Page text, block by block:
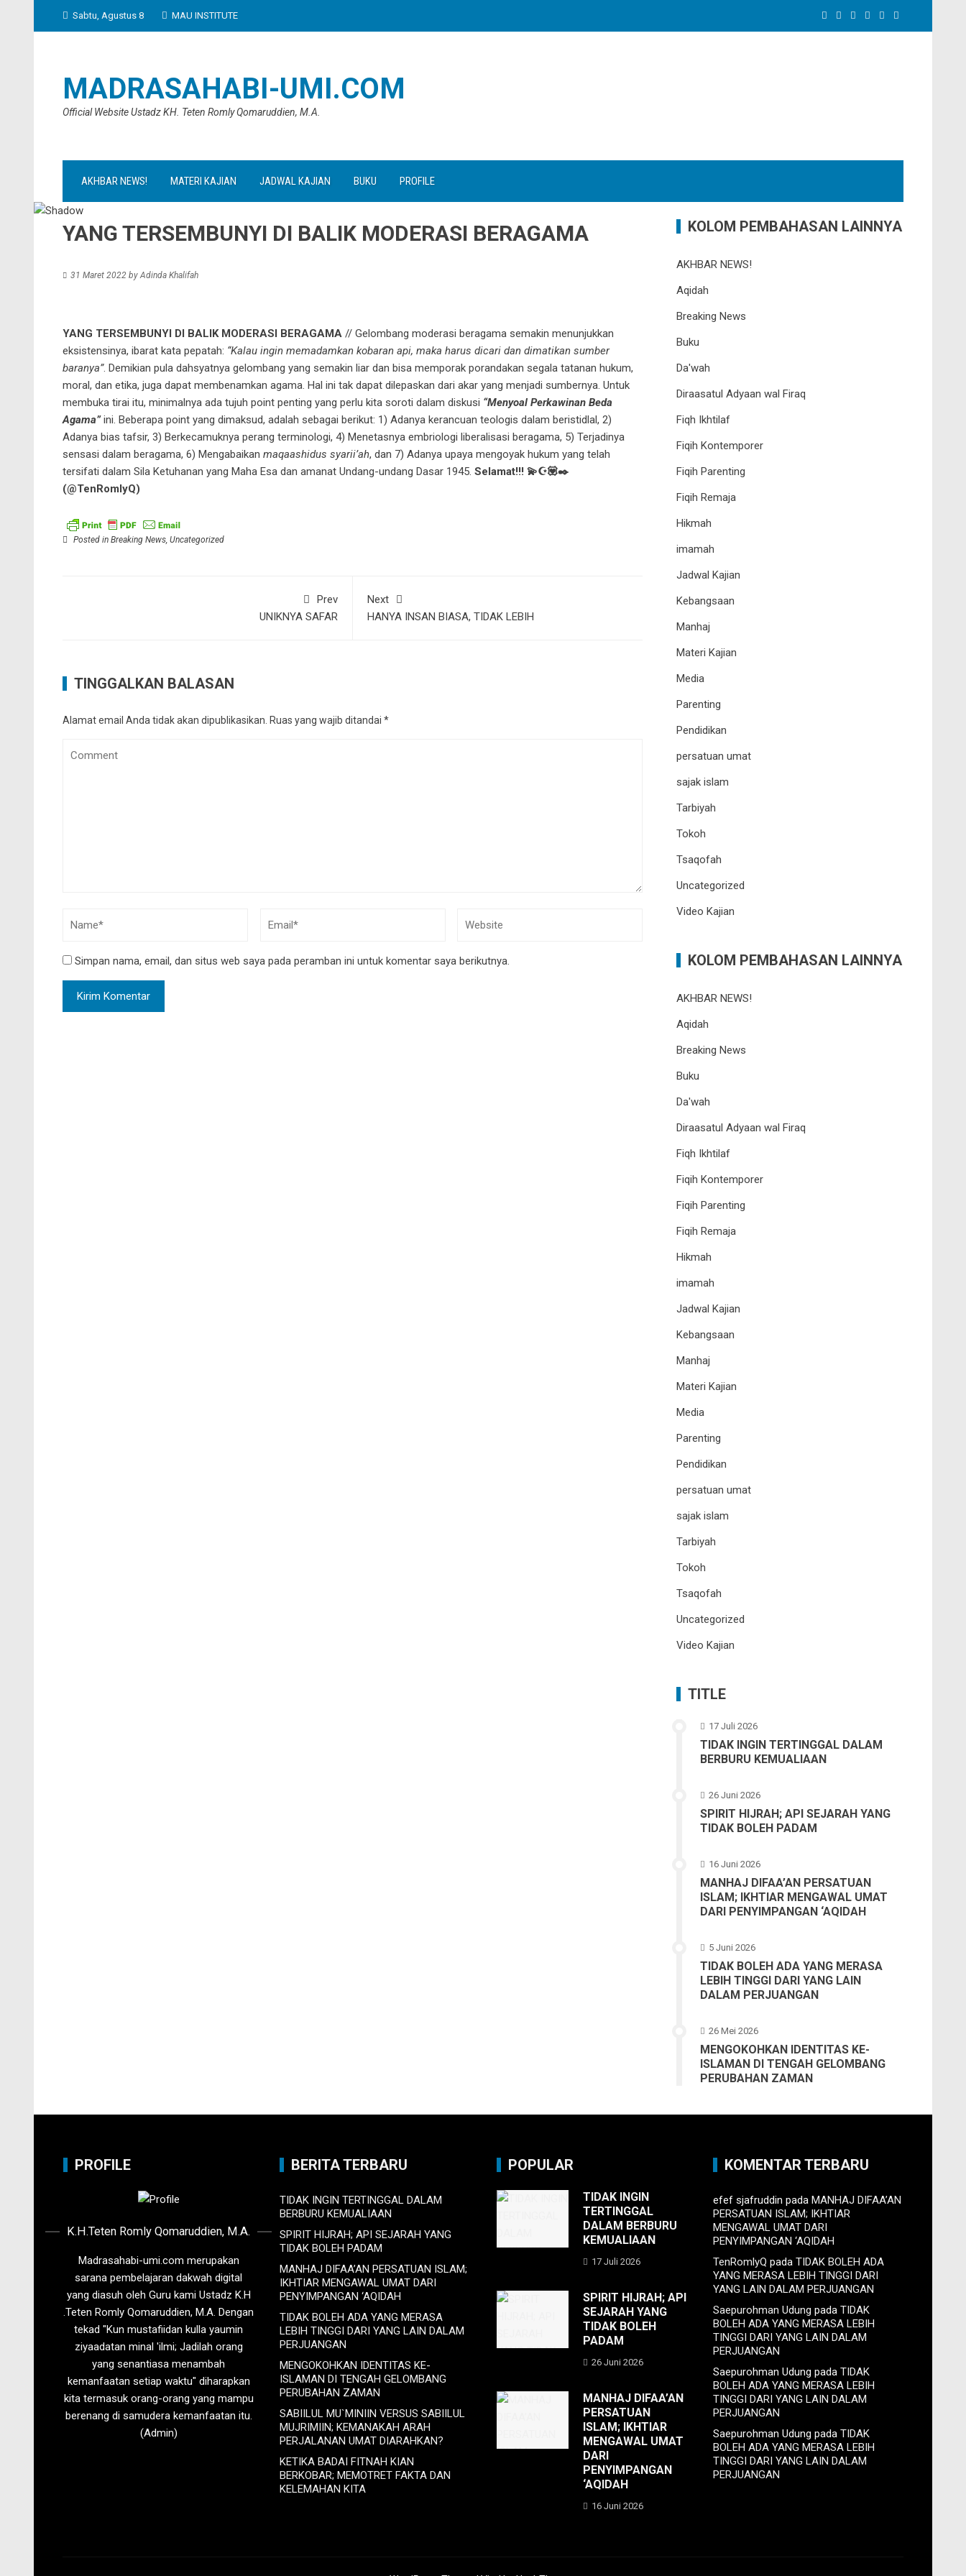
Sabtu, Agustus 8 MAU INSTITUTE
MADRASAHABI-UMI.COM
Official Website Ustadz KH. Teten Romly Qomaruddien, M.A.
AKHBAR NEWS! MATERI KAJIAN JADWAL KAJIAN BUKU PROFILE
YANG TERSEMBUNYI DI BALIK MODERASI BERAGAMA
31 Maret 2022 byAdinda Khalifah
YANG TERSEMBUNYI DI BALIK MODERASI BERAGAMA // Gelombang moderasi beragama semakin menunjukkan
eksistensinya, ibarat kata pepatah: “Kalau ingin memadamkan kobaran api, maka harus dicari dan dimatikan sumber
baranya”. Demikian pula dahsyatnya gelombang yang semakin liar dan bisa memporak porandakan segala tatanan hukum,
moral, dan etika, juga dapat membenamkan agama. Hal ini tak dapat dilepaskan dari akar yang menjadi sumbernya. Untuk
membuka tirai itu, minimalnya ada tujuh point penting yang perlu kita soroti dalam diskusi “Menyoal Perkawinan Beda
Agama”ini. Beberapa point yang dimaksud, adalah sebagai berikut: 1) Adanya kerancuan teologis dalam beristidlal, 2)
Adanya bias tafsir, 3) Berkecamuknya perang terminologi, 4) Menetasnya embriologi liberalisasi beragama, 5) Terjadinya
sensasi dalam beragama, 6) Mengabaikan maqaashidus syarii’ah, dan 7) Adanya upaya mengoyak hukum yang telah
tersifati dalam Sila Ketuhanan yang Maha Esa dan amanat Undang-undang Dasar 1945. Selamat!!! 💫☪️💟✒️
(@TenRomlyQ)
Posted in Breaking News, Uncategorized
Prev
UNIKNYA SAFAR
Next
HANYA INSAN BIASA, TIDAK LEBIH
TINGGALKAN BALASAN
Alamat email Anda tidak akan dipublikasikan. Ruas yang wajib ditandai *
Simpan nama, email, dan situs web saya pada peramban ini untuk komentar saya berikutnya.
KOLOM PEMBAHASAN LAINNYA
AKHBAR NEWS!
Aqidah
Breaking News
Buku
Da'wah
Diraasatul Adyaan wal Firaq
Fiqh Ikhtilaf
Fiqih Kontemporer
Fiqih Parenting
Fiqih Remaja
Hikmah
imamah
Jadwal Kajian
Kebangsaan
Manhaj
Materi Kajian
Media
Parenting
Pendidikan
persatuan umat
sajak islam
Tarbiyah
Tokoh
Tsaqofah
Uncategorized
Video Kajian
KOLOM PEMBAHASAN LAINNYA
AKHBAR NEWS!
Aqidah
Breaking News
Buku
Da'wah
Diraasatul Adyaan wal Firaq
Fiqh Ikhtilaf
Fiqih Kontemporer
Fiqih Parenting
Fiqih Remaja
Hikmah
imamah
Jadwal Kajian
Kebangsaan
Manhaj
Materi Kajian
Media
Parenting
Pendidikan
persatuan umat
sajak islam
Tarbiyah
Tokoh
Tsaqofah
Uncategorized
Video Kajian
TITLE
17 Juli 2026
TIDAK INGIN TERTINGGAL DALAM
BERBURU KEMUALIAAN
26 Juni 2026
SPIRIT HIJRAH; API SEJARAH YANG
TIDAK BOLEH PADAM
16 Juni 2026
MANHAJ DIFAA’AN PERSATUAN
ISLAM; IKHTIAR MENGAWAL UMAT
DARI PENYIMPANGAN ‘AQIDAH
5 Juni 2026
TIDAK BOLEH ADA YANG MERASA
LEBIH TINGGI DARI YANG LAIN
DALAM PERJUANGAN
26 Mei 2026
MENGOKOHKAN IDENTITAS KE-
ISLAMAN DI TENGAH GELOMBANG
PERUBAHAN ZAMAN
PROFILE
K.H.Teten Romly Qomaruddien, M.A.
Madrasahabi-umi.com merupakan
sarana pembelajaran dakwah digital
yang diasuh oleh Guru kami Ustadz K.H
.Teten Romly Qomaruddien, M.A. Dengan
tekad "Kun mustafiidan kulla yaumin
ziyaadatan minal 'ilmi; Jadilah orang
yang senantiasa menambah
kemanfaatan setiap waktu" diharapkan
kita termasuk orang-orang yang mampu
berenang di samudera kemanfaatan itu.
(Admin)
BERITA TERBARU
TIDAK INGIN TERTINGGAL DALAM
BERBURU KEMUALIAAN
SPIRIT HIJRAH; API SEJARAH YANG
TIDAK BOLEH PADAM
MANHAJ DIFAA’AN PERSATUAN ISLAM;
IKHTIAR MENGAWAL UMAT DARI
PENYIMPANGAN ‘AQIDAH
TIDAK BOLEH ADA YANG MERASA
LEBIH TINGGI DARI YANG LAIN DALAM
PERJUANGAN
MENGOKOHKAN IDENTITAS KE-
ISLAMAN DI TENGAH GELOMBANG
PERUBAHAN ZAMAN
SABIILUL MU`MINIIN VERSUS SABIILUL
MUJRIMIIN; KEMANAKAH ARAH
PERJALANAN UMAT DIARAHKAN?
KETIKA BADAI FITNAH KIAN
BERKOBAR; MEMOTRET FAKTA DAN
KELEMAHAN KITA
POPULAR
TIDAK INGIN
TERTINGGAL
DALAM BERBURU
KEMUALIAAN
17 Juli 2026
SPIRIT HIJRAH; API
SEJARAH YANG
TIDAK BOLEH
PADAM
26 Juni 2026
MANHAJ DIFAA’AN
PERSATUAN
ISLAM; IKHTIAR
MENGAWAL UMAT
DARI
PENYIMPANGAN
‘AQIDAH
16 Juni 2026
KOMENTAR TERBARU
efef sjafruddin pada MANHAJ DIFAA’AN
PERSATUAN ISLAM; IKHTIAR
MENGAWAL UMAT DARI
PENYIMPANGAN ‘AQIDAH
TenRomlyQ pada TIDAK BOLEH ADA
YANG MERASA LEBIH TINGGI DARI
YANG LAIN DALAM PERJUANGAN
Saepurohman Udung pada TIDAK
BOLEH ADA YANG MERASA LEBIH
TINGGI DARI YANG LAIN DALAM
PERJUANGAN
Saepurohman Udung pada TIDAK
BOLEH ADA YANG MERASA LEBIH
TINGGI DARI YANG LAIN DALAM
PERJUANGAN
Saepurohman Udung pada TIDAK
BOLEH ADA YANG MERASA LEBIH
TINGGI DARI YANG LAIN DALAM
PERJUANGAN